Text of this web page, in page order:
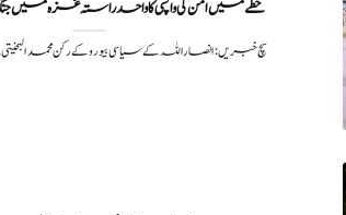
سچ خبریں: انصاراللہ کے سیاسی بیورو کے رکن محمد